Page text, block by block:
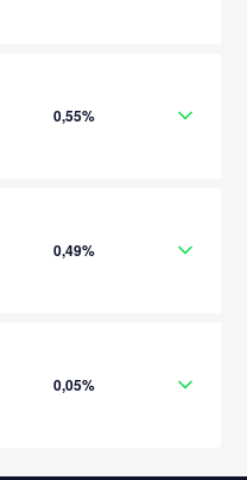
0,55%
0,49%
0,05%